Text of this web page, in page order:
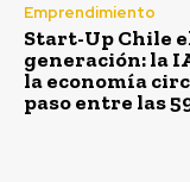
Emprendimiento
Start-Up Chile
generación: la
la economía
paso entre las